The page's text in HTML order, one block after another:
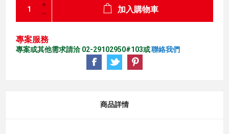
加入購物車
專案服務
專案或其他需求請洽 02-29102950#103或聯絡我們
商品詳情